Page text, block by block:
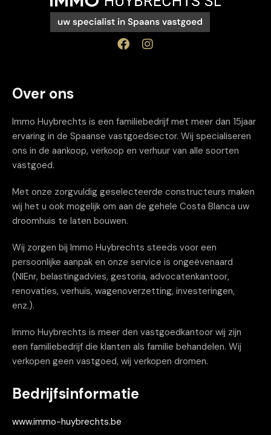
Over ons
Immo Huybrechts is een familiebedrijf met meer dan 15jaar
ervaring in de Spaanse vastgoedsector. Wij specialiseren
ons in de aankoop, verkoop en verhuur van alle soorten
vastgoed.
Met onze zorgvuldig geselecteerde constructeurs maken
wij het u ook mogelijk om aan de gehele Costa Blanca uw
droomhuis te laten bouwen.
Wij zorgen bij Immo Huybrechts steeds voor een
persoonlijke aanpak en onze service is ongeëvenaard
(NIEnr, belastingadvies, gestoria, advocatenkantoor,
renovaties, verhuis, wagenoverzetting, investeringen,
enz.).
Immo Huybrechts is meer den vastgoedkantoor wij zijn
een familiebedrijf die klanten als familie behandelen. Wij
verkopen geen vastgoed, wij verkopen dromen.
Bedrijfsinformatie
www.immo-huybrechts.be